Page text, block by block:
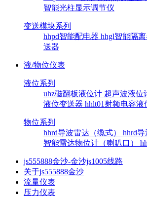
智能光柱显示调节仪
变送模块系列
hhpd智能配电器 hhgl智能隔
送器
液/物位仪表
液位系列
uhz磁翻板液位计 超声波液位
液位变送器 hhlt01射频电容液
物位系列
hhrd导波雷达（缆式） hhrd
智能雷达物位计（喇叭口）
js555888金沙-金沙js1005线路
关于js555888金沙
流量仪表
压力仪表